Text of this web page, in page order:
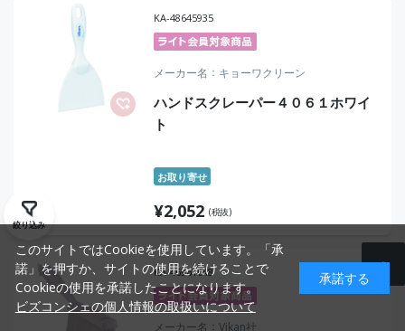
KA-48645935
メーカー名 キョーワクリーン
ハンドスクレーパー４０６１ホワイ
ト
お取り寄せ
¥2,052 (税抜)
KA-46961648
メーカー名 Vikan社
絞り込み
このサイトではCookieを使用しています。「承
諾」を押すか、サイトの使用を続けることで
Cookieの使用を承諾したことになります。
ビズコンシェの個人情報の取扱いについて
承諾する